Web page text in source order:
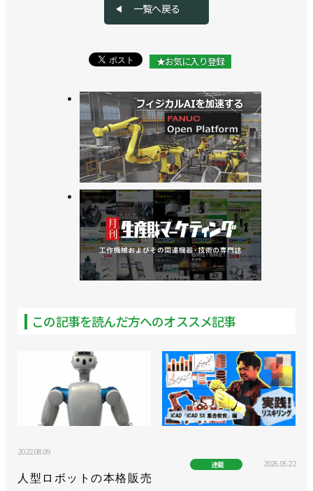
一覧へ戻る
★お気に入り登録
この記事を読んだ方へのオススメ記事
2022.08.09
人型ロボットの本格販売
連載 2026.05.22